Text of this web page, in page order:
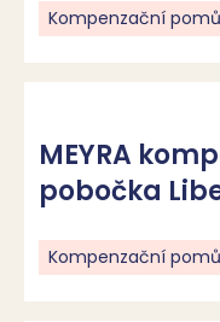
Kompenzační
MEYRA
pobočka
Kompenzační